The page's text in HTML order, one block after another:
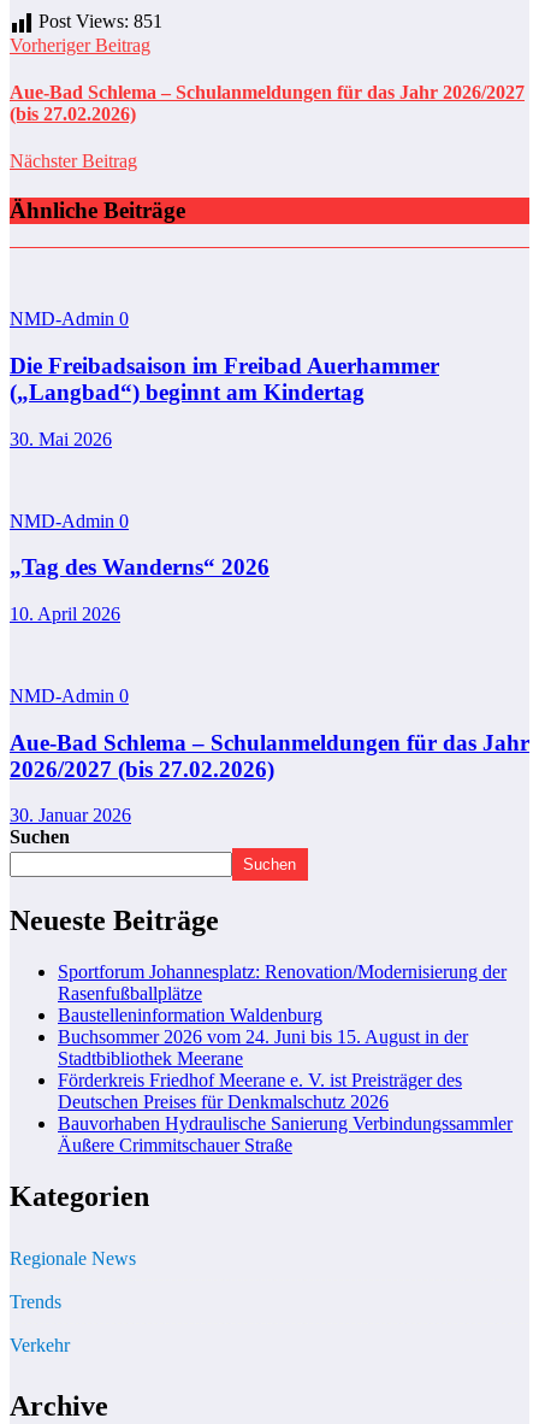
Post Views: 851
Vorheriger Beitrag
Aue-Bad Schlema – Schulanmeldungen für das Jahr 2026/2027
(bis 27.02.2026)
Nächster Beitrag
Ähnliche Beiträge
NMD-Admin 0
Die Freibadsaison im Freibad Auerhammer
(„Langbad“) beginnt am Kindertag
30. Mai 2026
NMD-Admin 0
„Tag des Wanderns“ 2026
10. April 2026
NMD-Admin 0
Aue-Bad Schlema – Schulanmeldungen für das Jahr
2026/2027 (bis 27.02.2026)
30. Januar 2026
Suchen
Suchen
Neueste Beiträge
Sportforum Johannesplatz: Renovation/Modernisierung der
Rasenfußballplätze
Baustelleninformation Waldenburg
Buchsommer 2026 vom 24. Juni bis 15. August in der
Stadtbibliothek Meerane
Förderkreis Friedhof Meerane e. V. ist Preisträger des
Deutschen Preises für Denkmalschutz 2026
Bauvorhaben Hydraulische Sanierung Verbindungssammler
Äußere Crimmitschauer Straße
Kategorien
Regionale News
Trends
Verkehr
Archive